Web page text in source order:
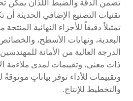
تضمن الدقة والضبط اللذان يمكن
تقنيات التصنيع الإضافي الحديثة أن
تمثيلاً دقيقاً للأجزاء النهائية
البعدية، ونهايات الأسطح،
الدرجة العالية من الأمانة
ذات معنى، وتقييمات لمدى ملاءمة
وتقييمات للأداء توفر بياناتٍ
والتخطيط للإنتاج.